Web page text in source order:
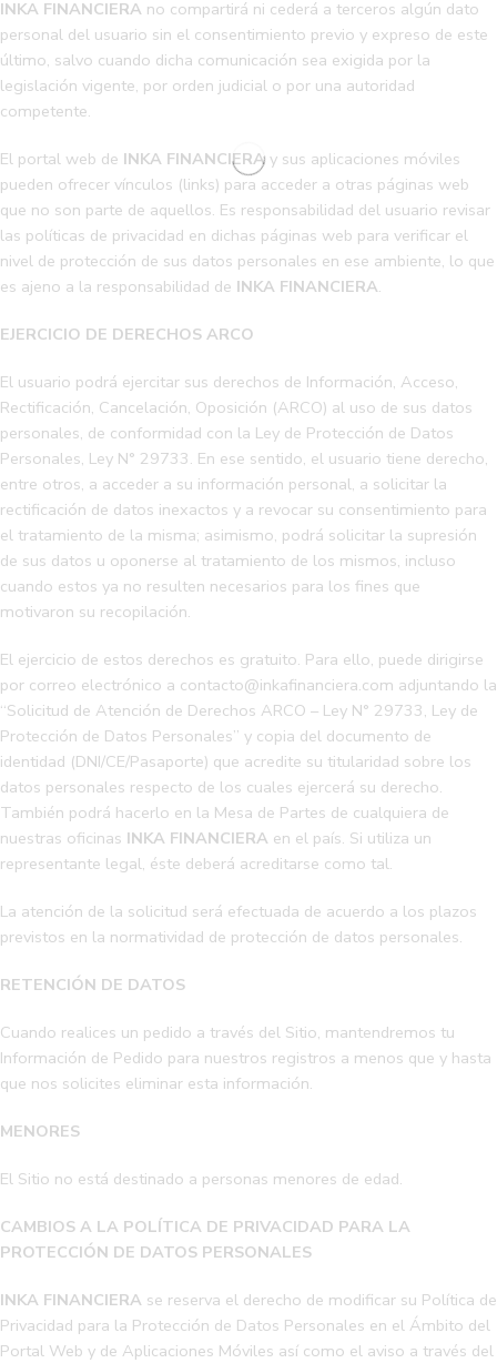
INKA FINANCIERA no compartirá ni cederá a terceros algún dato
personal del usuario sin el consentimiento previo y expreso de este
último, salvo cuando dicha comunicación sea exigida por la
legislación vigente, por orden judicial o por una autoridad
competente.
El portal web de INKA FINANCIERA y sus aplicaciones móviles
pueden ofrecer vínculos (links) para acceder a otras páginas web
que no son parte de aquellos. Es responsabilidad del usuario revisar
las políticas de privacidad en dichas páginas web para verificar el
nivel de protección de sus datos personales en ese ambiente, lo que
es ajeno a la responsabilidad de INKA FINANCIERA.
EJERCICIO DE DERECHOS ARCO
El usuario podrá ejercitar sus derechos de Información, Acceso,
Rectificación, Cancelación, Oposición (ARCO) al uso de sus datos
personales, de conformidad con la Ley de Protección de Datos
Personales, Ley N° 29733. En ese sentido, el usuario tiene derecho,
entre otros, a acceder a su información personal, a solicitar la
rectificación de datos inexactos y a revocar su consentimiento para
el tratamiento de la misma; asimismo, podrá solicitar la supresión
de sus datos u oponerse al tratamiento de los mismos, incluso
cuando estos ya no resulten necesarios para los fines que
motivaron su recopilación.
El ejercicio de estos derechos es gratuito. Para ello, puede dirigirse
por correo electrónico a contacto@inkafinanciera.com adjuntando la
“Solicitud de Atención de Derechos ARCO – Ley N° 29733, Ley de
Protección de Datos Personales” y copia del documento de
identidad (DNI/CE/Pasaporte) que acredite su titularidad sobre los
datos personales respecto de los cuales ejercerá su derecho.
También podrá hacerlo en la Mesa de Partes de cualquiera de
nuestras oficinas INKA FINANCIERA en el país. Si utiliza un
representante legal, éste deberá acreditarse como tal.
La atención de la solicitud será efectuada de acuerdo a los plazos
previstos en la normatividad de protección de datos personales.
RETENCIÓN DE DATOS
Cuando realices un pedido a través del Sitio, mantendremos tu
Información de Pedido para nuestros registros a menos que y hasta
que nos solicites eliminar esta información.
MENORES
El Sitio no está destinado a personas menores de edad.
CAMBIOS A LA POLÍTICA DE PRIVACIDAD PARA LA
PROTECCIÓN DE DATOS PERSONALES
INKA FINANCIERA se reserva el derecho de modificar su Política de
Privacidad para la Protección de Datos Personales en el Ámbito del
Portal Web y de Aplicaciones Móviles así como el aviso a través del